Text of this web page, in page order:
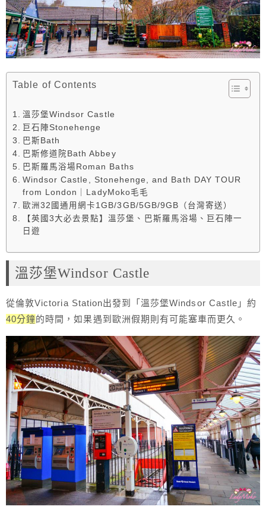
Table of Contents
溫莎堡Windsor Castle
巨石陣Stonehenge
巴斯Bath
巴斯修道院Bath Abbey
巴斯羅馬浴場Roman Baths
Windsor Castle, Stonehenge, and Bath DAY TOUR
from London｜LadyMoko毛毛
歐洲32國通用網卡1GB/3GB/5GB/9GB（台灣寄送）
【英國3大必去景點】溫莎堡、巴斯羅馬浴場、巨石陣一
日遊
溫莎堡Windsor Castle
從倫敦Victoria Station出發到「溫莎堡Windsor Castle」約
40分鐘的時間，如果遇到歐洲假期則有可能塞車而更久。